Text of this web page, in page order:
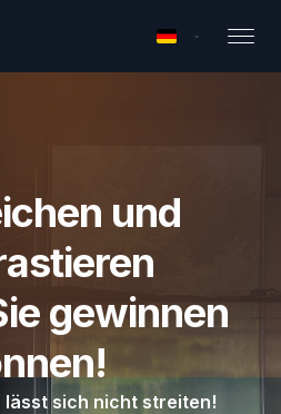
und
gewinnen
lässt sich nicht streiten!